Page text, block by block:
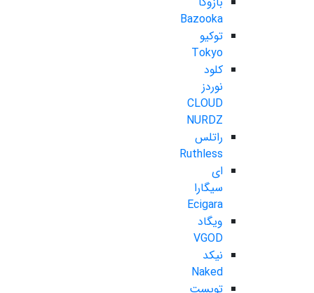
Bazooka
توکیو
Tokyo
کلود
نوردز
CLOUD
NURDZ
راتلس
Ruthless
ای
سیگارا
Ecigara
ویگاد
VGOD
نیکد
Naked
تویست